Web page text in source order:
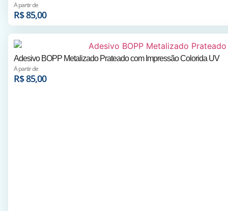
A partir de
R$85,00
Adesivo BOPP Metalizado Prateado com Impressão Colorida UV
A partir de
R$85,00